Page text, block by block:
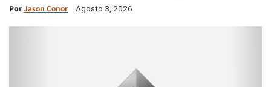
PorJason Conor Agosto 3, 2026